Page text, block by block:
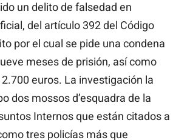
un delito de falsedad en
del artículo 392 del Código
por el cual se pide una condena
meses de prisión, así como
euros. La investigación la
dos mossos d’esquadra de la
Internos que están citados a
tres policías más que